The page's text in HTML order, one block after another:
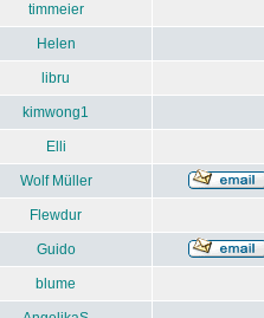
timmeier
Helen
libru
kimwong1
Elli
Wolf Müller
Flewdur
Guido
blume